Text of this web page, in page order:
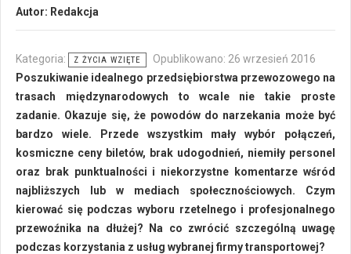
Autor: Redakcja
Kategoria: Z ŻYCIA WZIĘTE
Opublikowano: 26 wrzesień 2016
Poszukiwanie idealnego przedsiębiorstwa przewozowego na
trasach międzynarodowych to wcale nie takie proste
zadanie. Okazuje się, że powodów do narzekania może być
bardzo wiele. Przede wszystkim mały wybór połączeń,
kosmiczne ceny biletów, brak udogodnień, niemiły personel
oraz brak punktualności i niekorzystne komentarze wśród
najbliższych lub w mediach społecznościowych. Czym
kierować się podczas wyboru rzetelnego i profesjonalnego
przewoźnika na dłużej? Na co zwrócić szczególną uwagę
podczas korzystania z usług wybranej firmy transportowej?